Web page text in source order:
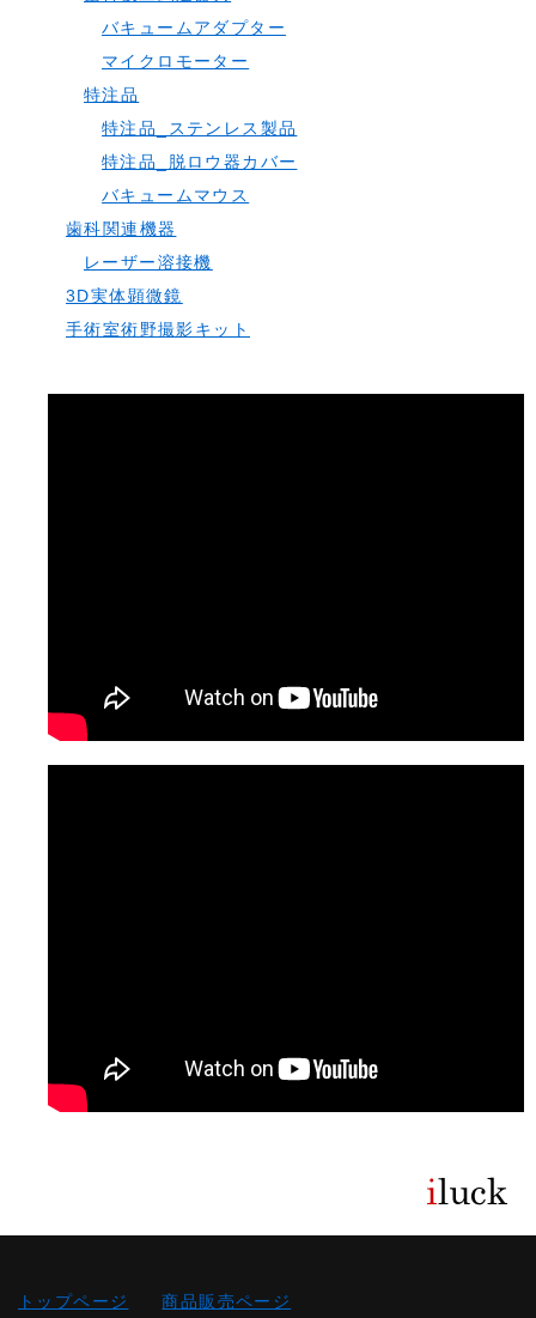
バキュームアダプター
マイクロモーター
特注品
特注品_ステンレス製品
特注品_脱ロウ器カバー
バキュームマウス
歯科関連機器
レーザー溶接機
3D実体顕微鏡
手術室術野撮影キット
トップページ 商品販売ページ